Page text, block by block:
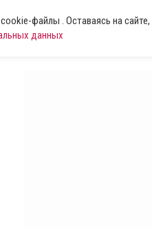
файлы . Оставаясь на
данных